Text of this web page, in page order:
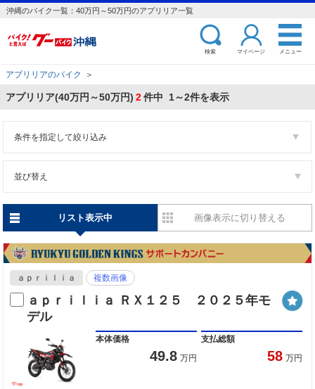
沖縄のバイク一覧：40万円～50万円のアプリリア一覧
検索 マイページ メニュー
アプリリアのバイク ＞
アプリリア(40万円～50万円) 2件中 1～2件を表示
条件を指定して絞り込み
並び替え
リスト表示中 画像表示に切り替える
ａｐｒｉｌｉａ 複数画像
ａｐｒｉｌｉａ ＲＸ１２５ ２０２５年モ
デル
本体価格
49.8 万円
支払総額
58 万円